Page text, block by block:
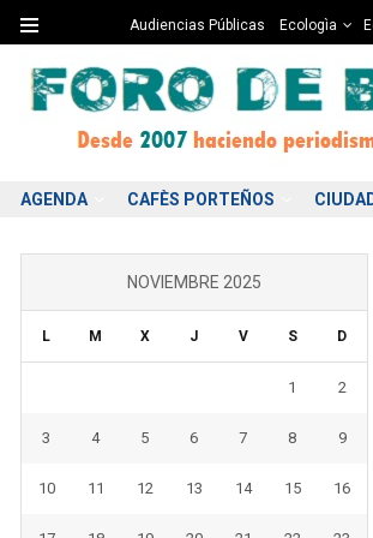
Audiencias Públicas Ecologìa
AGENDA CAFÈS PORTEÑOS
NOVIEMBRE 2025
L M X J V S D
1 2
3 4 5 6 7 8 9
10 11 12 13 14 15 16